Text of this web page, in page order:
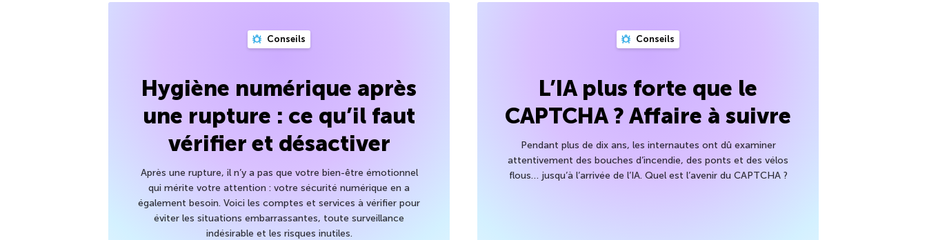
Conseils
Hygiène numérique après
une rupture : ce qu’il faut
vérifier et désactiver
Après une rupture, il n’y a pas que votre bien-être émotionnel
qui mérite votre attention : votre sécurité numérique en a
également besoin. Voici les comptes et services à vérifier pour
éviter les situations embarrassantes, toute surveillance
indésirable et les risques inutiles.
Conseils
L’IA plus forte que le
CAPTCHA ? Affaire à suivre
Pendant plus de dix ans, les internautes ont dû examiner
attentivement des bouches d’incendie, des ponts et des vélos
flous… jusqu’à l’arrivée de l’IA. Quel est l’avenir du CAPTCHA ?